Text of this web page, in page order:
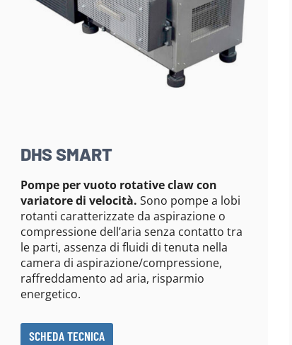
DHS SMART
Pompe per vuoto rotative claw con
variatore di velocità. Sono pompe a lobi
rotanti caratterizzate da aspirazione o
compressione dell’aria senza contatto tra
le parti, assenza di fluidi di tenuta nella
camera di aspirazione/compressione,
raffreddamento ad aria, risparmio
energetico.
SCHEDA TECNICA